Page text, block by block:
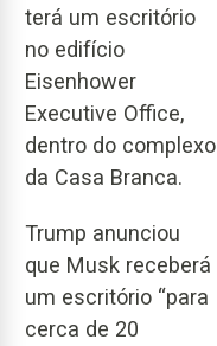
terá um escritório
no edifício
Eisenhower
Executive Office,
dentro do complexo
da Casa Branca.
Trump anunciou
que Musk receberá
um escritório “para
cerca de 20